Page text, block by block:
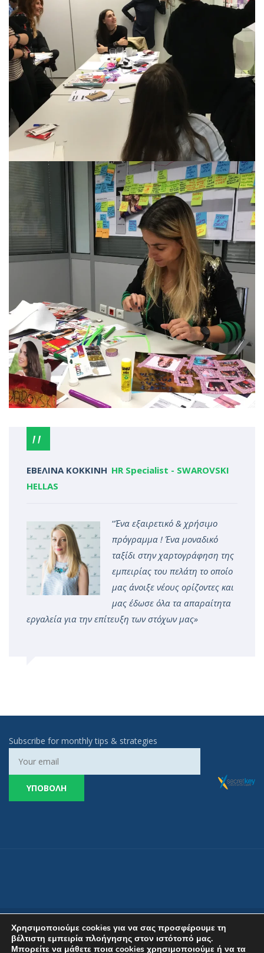
ΕΒΕΛΙΝΑ ΚΟΚΚΙΝΗ HR Specialist - SWAROVSKI
HELLAS
“Ένα εξαιρετικό & χρήσιμο
πρόγραμμα ! Ένα μοναδικό
ταξίδι στην χαρτογράφηση της
εμπειρίας του πελάτη το οποίο
μας άνοιξε νέους ορίζοντες και
μας έδωσε όλα τα απαραίτητα
εργαλεία για την επίτευξη των στόχων μας»
Subscribe for monthly tips & strategies
Χρησιμοποιούμε cookies για να σας προσφέρουμε τη
βέλτιστη εμπειρία πλοήγησης στον ιστότοπό μας.
Μπορείτε να μάθετε ποια cookies χρησιμοποιούμε ή να τα